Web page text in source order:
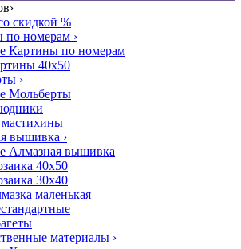
›
скидкой %
по номерам ›
Картины по номерам
40x50
›
Мольберты
вышивка ›
Алмазная вышивка
40x50
30x40
маленькая
материалы ›